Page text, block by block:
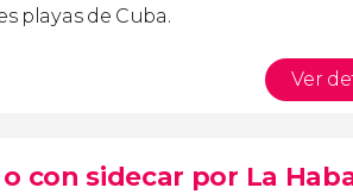
playas de Cuba.
Ver
con sidecar por La